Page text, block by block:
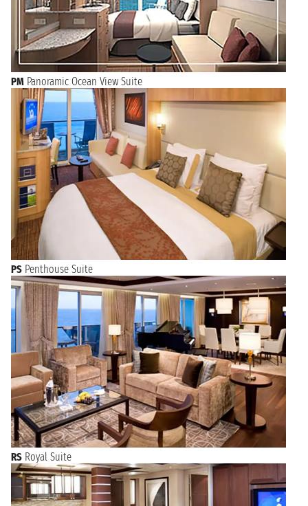
PM Panoramic Ocean View Suite
PS Penthouse Suite
RS Royal Suite